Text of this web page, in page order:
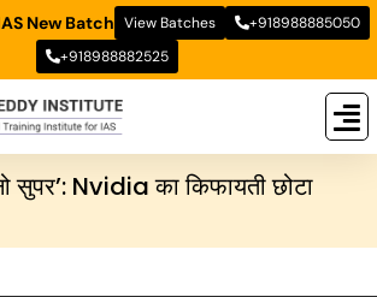
New Batch View Batches
+918988885050
+918988882525
सुपर’: Nvidia का किफायती छोटा